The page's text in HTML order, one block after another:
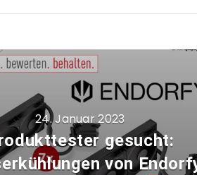
24. Januar 2023
gesucht:
von